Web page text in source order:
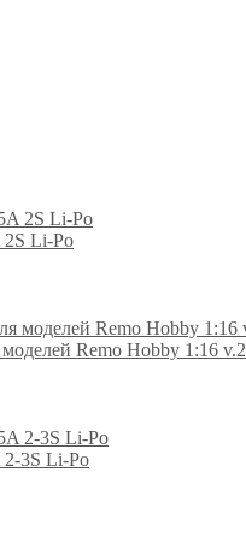
2S Li-Po
Remo Hobby 1:16 v.2
2-3S Li-Po